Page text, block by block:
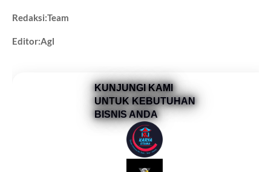
Redaksi:Team
Editor:Agl
KUNJUNGI KAMI
UNTUK KEBUTUHAN
BISNIS ANDA